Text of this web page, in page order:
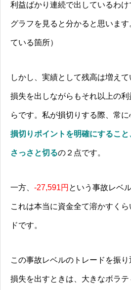
利益ばかり連続で出しているわ
グラフを見ると分かると思いま
ている箇所）
しかし、実績として残高は増えて
損失を出しながらもそれ以上の
らです。私が損切りする際、常に
損切りポイントを明確にするこ
さっさと切るの２点です。
一方、 -27,591円 という事故レベ
これは本当に資金全て溶かすく
ドです。
この事故レベルのトレードを振
損失を出すときは、大きなボラ